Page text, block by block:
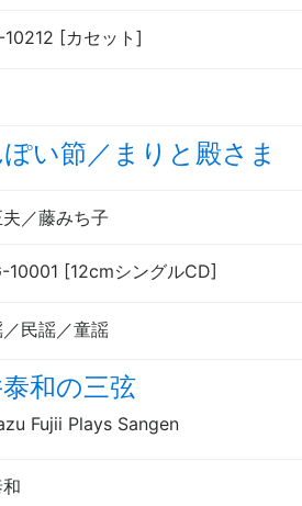
10212 [カセット]
い節／まりと殿さま
／藤みち子
10001 [12cmシングルCD]
民謡／童謡
和の三弦
Fujii Plays Sangen